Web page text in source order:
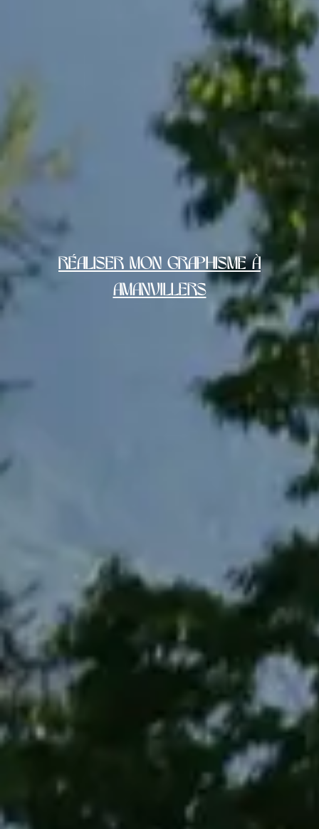
Réaliser mon graphisme à
Amanvillers